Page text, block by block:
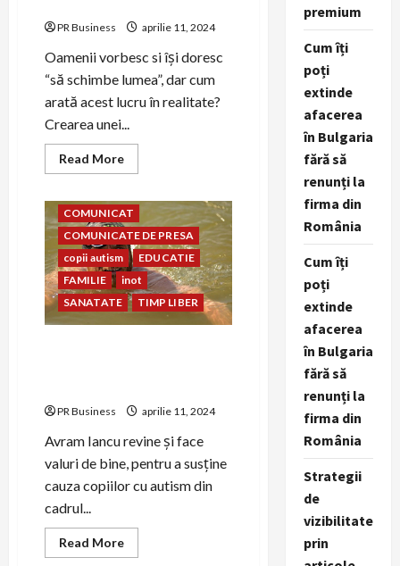
PR Business aprilie 11, 2024
Oamenii vorbesc si își doresc
“să schimbe lumea”, dar cum
arată acest lucru în realitate?
Crearea unei...
Read MoreRead
more
dintre
copiii
Clubului
Sportiv
Steaua
București
și
copiii
Școlii
COMUNICAT
COMUNICATE DE PRESA
copii autism
EDUCATIE
FAMILIE
inot
SANATATE
TIMP LIBER
PR Business aprilie 11, 2024
Avram Iancu revine și face
valuri de bine, pentru a susține
cauza copiilor cu autism din
cadrul...
Read MoreRead
more
premium
Cum îți
poți
extinde
afacerea
în Bulgaria
fără să
renunți la
firma din
România
Cum îți
poți
extinde
afacerea
în Bulgaria
fără să
renunți la
firma din
România
Strategii
de
vizibilitate
prin